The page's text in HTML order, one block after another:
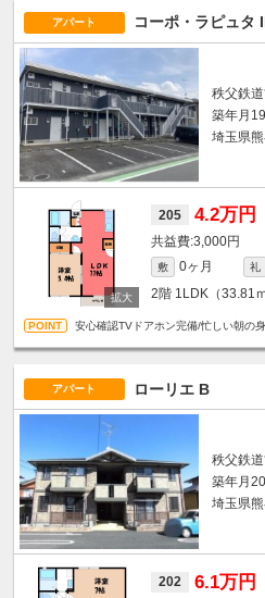
アパート コーポ・ラピュタ
秩父鉄道
築年月
埼玉県
205 4.2万円
3,000円
敷 0ヶ月 礼
2階 1LDK（33.81ｍ
安心確認TVドアホン完備/忙しい朝の
アパート ローリエ B
秩父鉄道
築年月
埼玉県
202 6.1万円